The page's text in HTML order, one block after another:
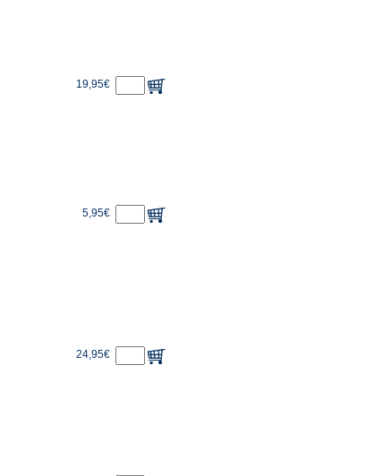
19,95€
5,95€
24,95€